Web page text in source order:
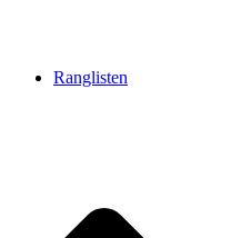
Ranglisten